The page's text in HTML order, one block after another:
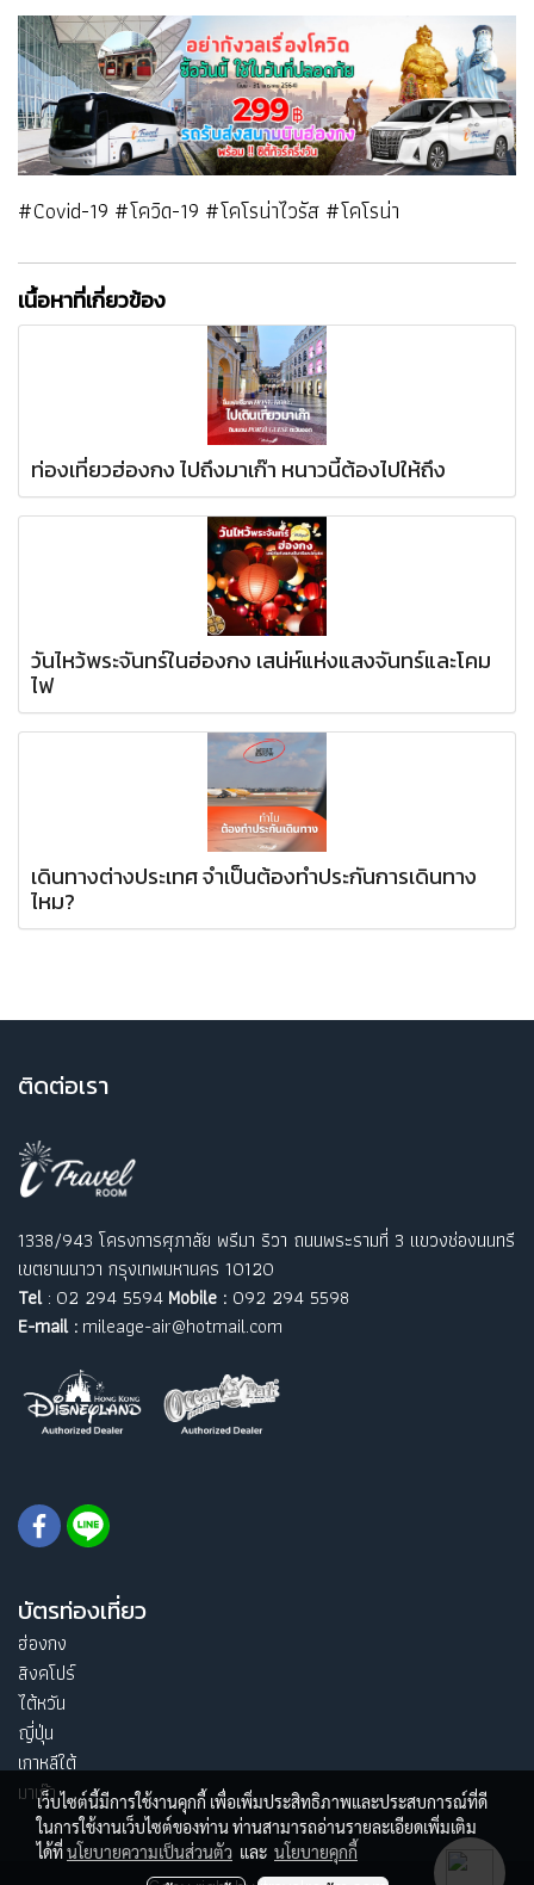
#Covid-19 #โควิด-19 #โคโรน่าไวรัส #โคโรน่า
เนื้อหาที่เกี่ยวข้อง
ท่องเที่ยวฮ่องกง ไปถึงมาเก๊า หนาวนี้ต้องไปให้ถึง
วันไหว้พระจันทร์ในฮ่องกง เสน่ห์แห่งแสงจันทร์และโคม
ไฟ
เดินทางต่างประเทศ จำเป็นต้องทำประกันการเดินทาง
ไหม?
ติดต่อเรา
1338/943 โครงการศุภาลัย พรีมา ริวา ถนนพระรามที่ 3 แขวงช่องนนทรี
เขตยานนาวา กรุงเทพมหานคร 10120
Tel: 02 294 5594 Mobile : 092 294 5598
E-mail : mileage-air@hotmail.com
บัตรท่องเที่ยว
ฮ่องกง
สิงคโปร์
ไต้หวัน
ญี่ปุ่น
เกาหลีใต้
มาเก๊าเว็บไซต์นี้มีการใช้งานคุกกี้ เพื่อเพิ่มประสิทธิภาพและประสบการณ์ที่ดี
ในการใช้งานเว็บไซต์ของท่าน ท่านสามารถอ่านรายละเอียดเพิ่มเติม
ได้ที่นโยบายความเป็นส่วนตัว และ นโยบายคุกกี้